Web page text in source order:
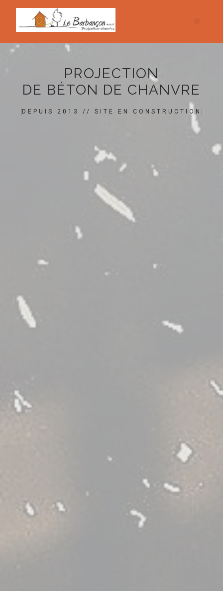
PROJECTION
DE BÉTON DE CHANVRE
DEPUIS 2013 // SITE EN CONSTRUCTION